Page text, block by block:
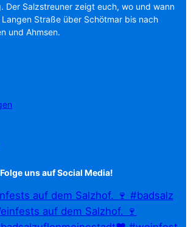
Der Salzstreuner zeigt euch, wo und wann
Straße über Schötmar bis nach
und Ahmsen.
uns auf Social Media!
auf dem Salzhof. 🍷 #badsalz